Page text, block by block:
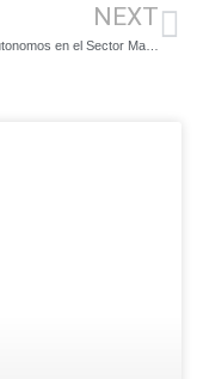
NEXT
Sistemas Autonomos en el Sector Marítimo: Innovaciones que Revolucionan la Industria Naval